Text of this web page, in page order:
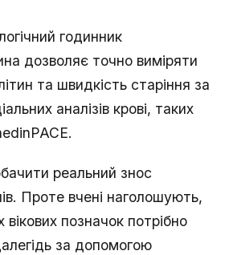
годинник
дозволяє точно виміряти
та швидкість старіння за
аналізів крові, таких
реальний знос
Проте вчені наголошують,
позначок потрібно
за допомогою